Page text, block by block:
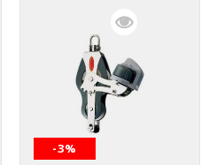
-3%